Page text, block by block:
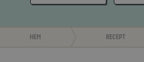
Hem Recept